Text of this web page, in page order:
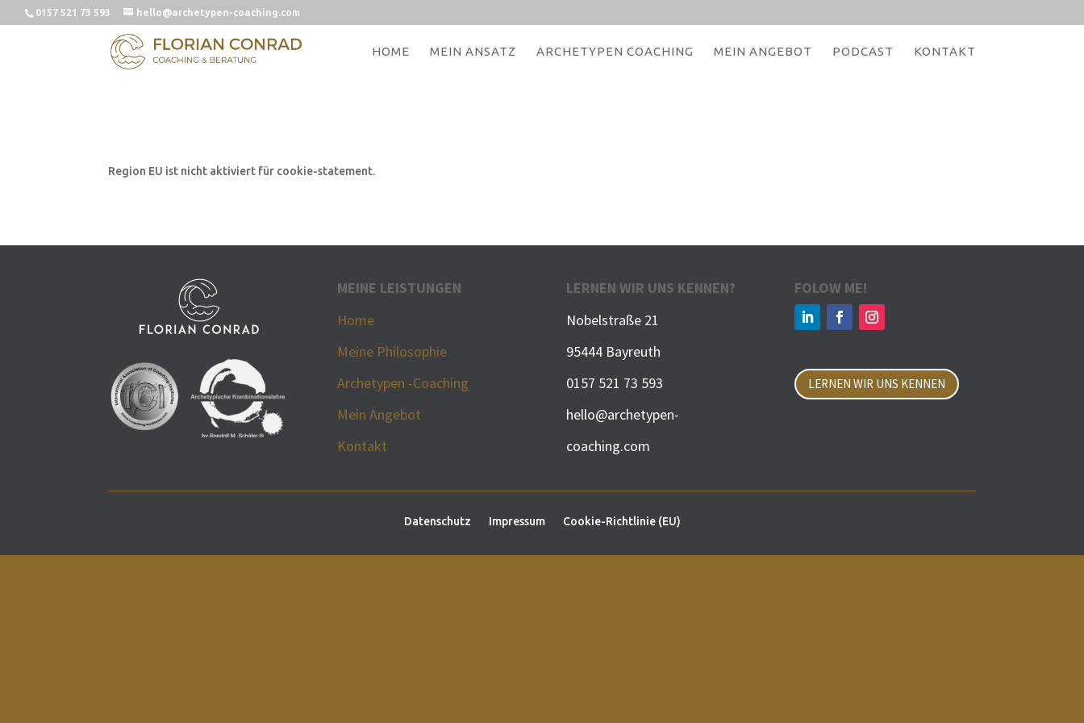
0157 521 73 593 hello@archetypen-coaching.com
HOME MEIN ANSATZ ARCHETYPEN COACHING MEIN ANGEBOT PODCAST KONTAKT
Regi­on EU ist nicht akti­viert für cookie-statement.
MEINE LEISTUNGEN
Home
Meine Philosophie
Archetypen -Coaching
Mein Angebot
Kontakt
LERNEN WIR UNS KENNEN?
Nobelstraße 21
95444 Bayreuth
0157 521 73 593
hello@archetypen-
coaching.com
FOLOW ME!
LERNEN WIR UNS KENNEN
Datenschutz Impressum Cookie-Richtlinie (EU)